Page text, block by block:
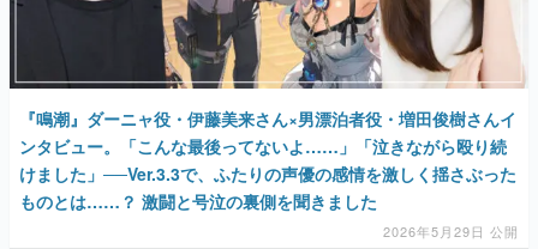
『鳴潮』ダーニャ役・伊藤美来さん×男漂泊者役・増田俊樹さんイ
ンタビュー。「こんな最後ってないよ……」「泣きながら殴り続
けました」──Ver.3.3で、ふたりの声優の感情を激しく揺さぶった
ものとは……？ 激闘と号泣の裏側を聞きました
2026年5月29日 公開